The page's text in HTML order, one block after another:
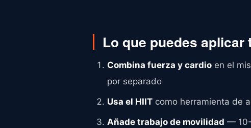
Lo que puedes aplicar
Combina fuerza y cardio en el
por separado
Usa el HIIT como herramienta de
Añade trabajo de movilidad — 10-